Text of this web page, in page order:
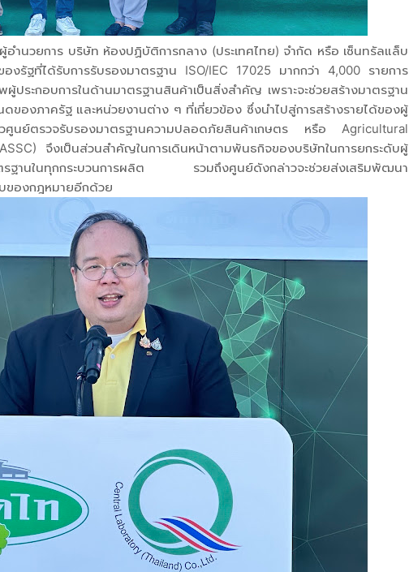
อำนวยการ บริษัท ห้องปฏิบัติการกลาง (ประเทศไทย) จำกัด หรือ เซ็นทรัลแล็บ
งรัฐที่ได้รับการรับรองมาตรฐาน ISO/IEC 17025 มากกว่า 4,000 รายการ
ระกอบการในด้านมาตรฐานสินค้าเป็นสิ่งสำคัญ เพราะจะช่วยสร้างมาตรฐาน
ของภาครัฐ และหน่วยงานต่าง ๆ ที่เกี่ยวข้อง ซึ่งนำไปสู่การสร้างรายได้ของผู้
ศูนย์ตรวจรับรองมาตรฐานความปลอดภัยสินค้าเกษตร หรือ Agricultural
จึงเป็นส่วนสำคัญในการเดินหน้าตามพันธกิจของบริษัทในการยกระดับผู้
าตรฐานในทุกกระบวนการผลิต รวมถึงศูนย์ดังกล่าวจะช่วยส่งเสริมพัฒนา
ของกฎหมายอีกด้วย